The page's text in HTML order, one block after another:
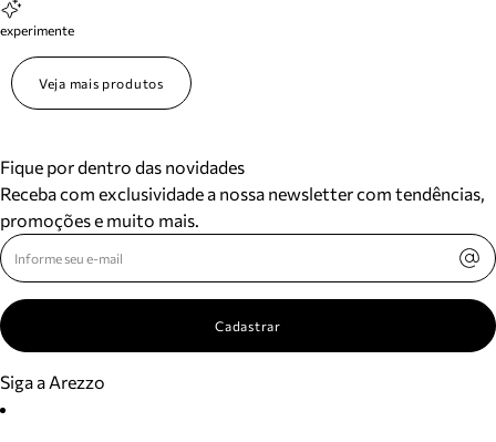
experimente
Veja mais produtos
Fique por dentro das novidades
Receba com exclusividade a nossa newsletter com tendências,
promoções e muito mais.
Cadastrar
Siga a Arezzo